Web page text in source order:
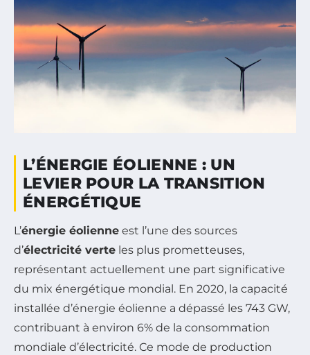
L’ÉNERGIE ÉOLIENNE : UN
LEVIER POUR LA TRANSITION
ÉNERGÉTIQUE
L’énergie éolienne est l’une des sources
d’électricité verte les plus prometteuses,
représentant actuellement une part significative
du mix énergétique mondial. En 2020, la capacité
installée d’énergie éolienne a dépassé les 743 GW,
contribuant à environ 6% de la consommation
mondiale d’électricité. Ce mode de production